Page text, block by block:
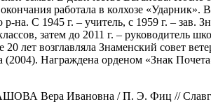
работала в колхозе
на. С 1945 г. – учитель, с 1959 г. – зав.
затем до 2011 г. – руководитель
20 лет возглавляла Знаменский совет
(2004). Награждена орденом «Знак
Вера Ивановна / П. Э. Фиц //